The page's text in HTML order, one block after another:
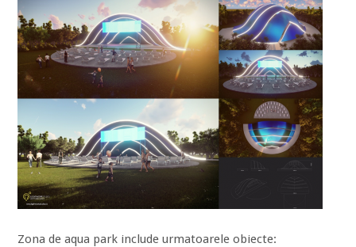
Zona de aqua park include urmatoarele obiecte: